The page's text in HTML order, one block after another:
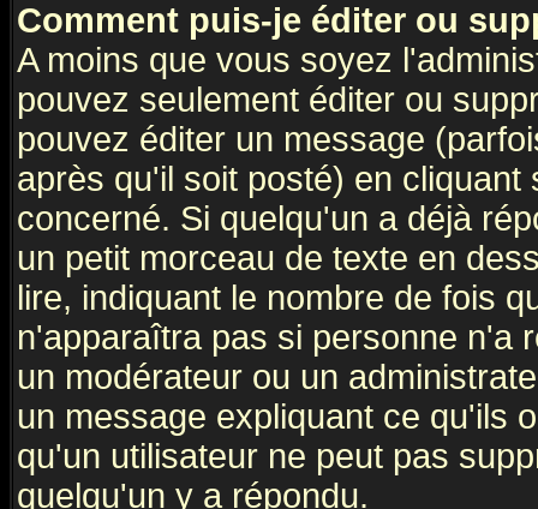
Comment puis-je éditer ou
A moins que vous soyez
pouvez seulement éditer ou
pouvez éditer un message
après qu'il soit posté) en
concerné. Si quelqu'un a déjà
un petit morceau de texte en
lire, indiquant le nombre de fois
n'apparaîtra pas si personne n'a
un modérateur ou un
un message expliquant ce qu'ils
qu'un utilisateur ne peut pas
quelqu'un y a répondu.